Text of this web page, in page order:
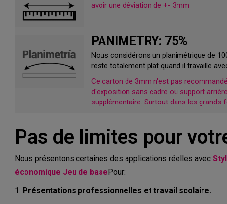
avoir une déviation de +- 3mm
PANIMETRY: 75%
Nous considérons un planimétrique de
reste totalement plat quand il travaille
Ce carton de 3mm n'est pas
d'exposition sans cadre ou support
supplémentaire. Surtout dans les grands
Pas de limites pour
Nous présentons certaines des applications réelles avec
économique Jeu de basePour:
1. Présentations professionnelles et travail scolaire.